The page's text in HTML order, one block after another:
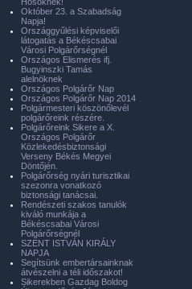
Október 23. a Szabadság
Napja!
Országgyűlési képviselői
látogatás a Békéscsabai
Városi Polgárőrségnél
Országos Elismerés ifj.
Bugyinszki Tamás
alelnöknek
Országos Polgárőr Nap
Országos Polgárőr Nap 2014
Polgármesteri köszönőlevél
polgárőreink részére.
Polgárőreink Sikere a X.
Országos Polgárőr
Közlekedésbiztonsági
Verseny Békés Megyei
Döntőjén.
Polgárőrség nyári turisztikai
szezonra vonatkozó
biztonsági tanácsai.
Rendészeti szakos tanulók
kiváló munkája a
Békéscsabai Városi
Polgárőrségnél
SZENT ISTVÁN KIRÁLY
NAPJA
Segítsünk embertársainknak
átvészelni a téli időszakot!
Sikerekben Gazdag Boldog